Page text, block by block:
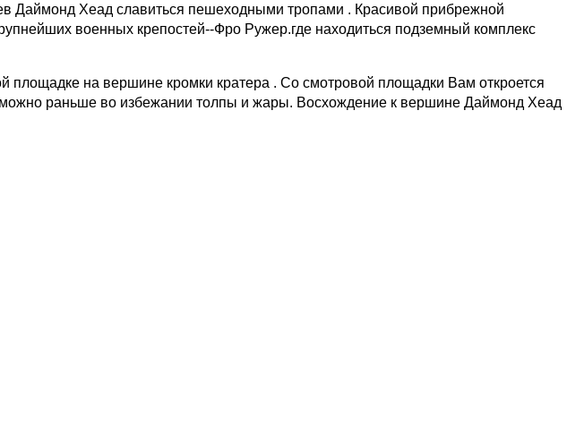
Даймонд Хеад славиться пешеходными тропами . Красивой прибрежной
военных крепостей--Фро Ружер.где находиться подземный комплекс
на вершине кромки кратера . Со смотровой площадки Вам откроется
раньше во избежании толпы и жары. Восхождение к вершине Даймонд Хеад